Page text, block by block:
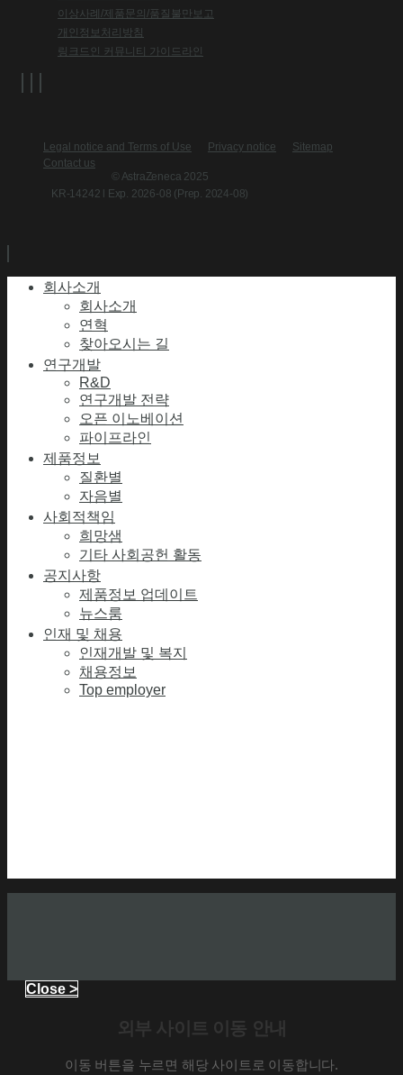
이상사례/제품문의/품질불만보고
개인정보처리방침
링크드인 커뮤니티 가이드라인
Legal notice and Terms of Use Privacy notice
Sitemap
Contact us
© AstraZeneca 2025
KR-14242 l Exp. 2026-08 (Prep. 2024-08)
회사소개
회사소개
연혁
찾아오시는 길
연구개발
R&D
연구개발 전략
오픈 이노베이션
파이프라인
제품정보
질환별
자음별
사회적책임
희망샘
기타 사회공헌 활동
공지사항
제품정보 업데이트
뉴스룸
인재 및 채용
인재개발 및 복지
채용정보
Top employer
Close >
외부 사이트 이동 안내
이동 버튼을 누르면 해당 사이트로 이동합니다.